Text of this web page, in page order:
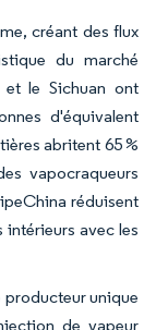
créant des flux
du marché
le Sichuan ont
d'équivalent
abritent 65 %
vapocraqueurs
réduisent
intérieurs avec les
producteur unique
de vapeur